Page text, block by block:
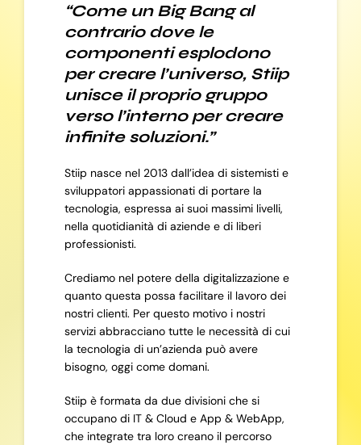
“Come un Big Bang al
contrario dove le
componenti esplodono
per creare l’universo, Stiip
unisce il proprio gruppo
verso l’interno per creare
infinite soluzioni.”
Stiip nasce nel 2013 dall’idea di sistemisti e
sviluppatori appassionati di portare la
tecnologia, espressa ai suoi massimi livelli,
nella quotidianità di aziende e di liberi
professionisti.
Crediamo nel potere della digitalizzazione e
quanto questa possa facilitare il lavoro dei
nostri clienti. Per questo motivo i nostri
servizi abbracciano tutte le necessità di cui
la tecnologia di un’azienda può avere
bisogno, oggi come domani.
Stiip è formata da due divisioni che si
occupano di IT & Cloud e App & WebApp,
che integrate tra loro creano il percorso